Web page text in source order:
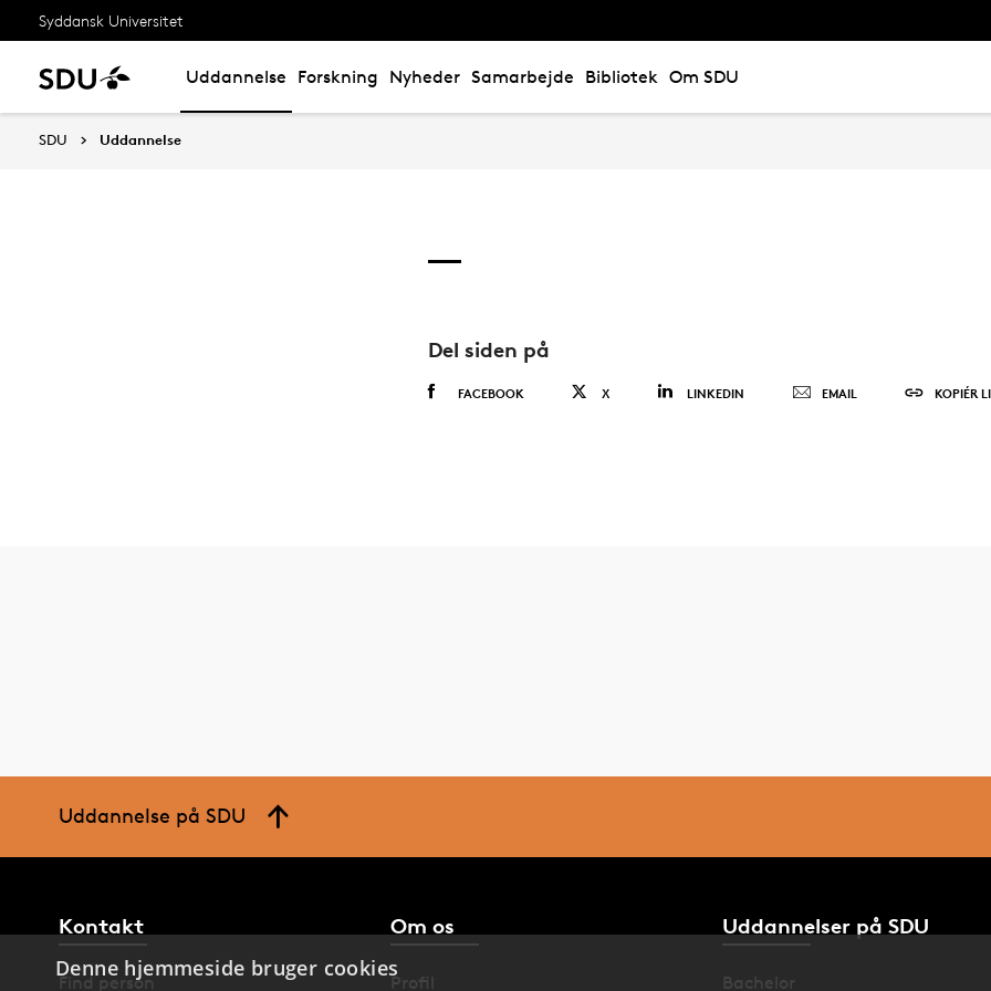
Syddansk Universitet
Uddannelse Forskning Nyheder Samarbejde Bibliotek Om SDU
SDU Uddannelse
Del siden på
FACEBOOK X LINKEDIN EMAIL KOPIÉR
Uddannelse på SDU
Kontakt
Find person
Om os
Profil
Uddannelser på SDU
Bachelor
Denne hjemmeside bruger cookies